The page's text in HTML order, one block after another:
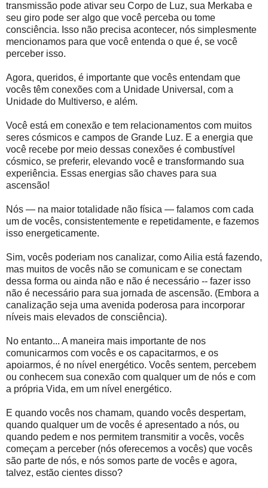
transmissão pode ativar seu Corpo de Luz, sua Merkaba e
seu giro pode ser algo que você perceba ou tome
consciência. Isso não precisa acontecer, nós simplesmente
mencionamos para que você entenda o que é, se você
perceber isso.
Agora, queridos, é importante que vocês entendam que
vocês têm conexões com a Unidade Universal, com a
Unidade do Multiverso, e além.
Você está em conexão e tem relacionamentos com muitos
seres cósmicos e campos de Grande Luz. E a energia que
você recebe por meio dessas conexões é combustível
cósmico, se preferir, elevando você e transformando sua
experiência. Essas energias são chaves para sua
ascensão!
Nós — na maior totalidade não física — falamos com cada
um de vocês, consistentemente e repetidamente, e fazemos
isso energeticamente.
Sim, vocês poderiam nos canalizar, como Ailia está fazendo,
mas muitos de vocês não se comunicam e se conectam
dessa forma ou ainda não e não é necessário -- fazer isso
não é necessário para sua jornada de ascensão. (Embora a
canalização seja uma avenida poderosa para incorporar
níveis mais elevados de consciência).
No entanto... A maneira mais importante de nos
comunicarmos com vocês e os capacitarmos, e os
apoiarmos, é no nível energético. Vocês sentem, percebem
ou conhecem sua conexão com qualquer um de nós e com
a própria Vida, em um nível energético.
E quando vocês nos chamam, quando vocês despertam,
quando qualquer um de vocês é apresentado a nós, ou
quando pedem e nos permitem transmitir a vocês, vocês
começam a perceber (nós oferecemos a vocês) que vocês
são parte de nós, e nós somos parte de vocês e agora,
talvez, estão cientes disso?